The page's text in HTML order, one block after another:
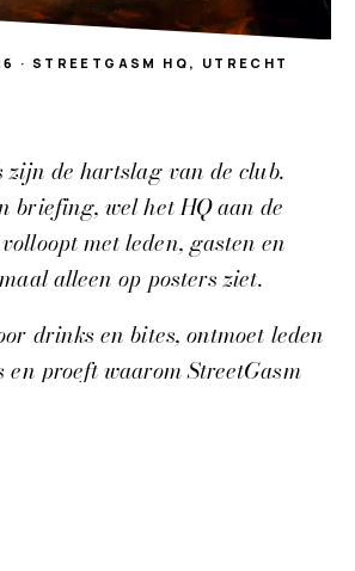
· STREETGASM HQ, UTRECHT
Night november '26
zijn de hartslag van de club.
briefing, wel het HQ aan de
met leden, gasten en
alleen op posters ziet.
drinks en bites, ontmoet leden
proeft waarom StreetGasm